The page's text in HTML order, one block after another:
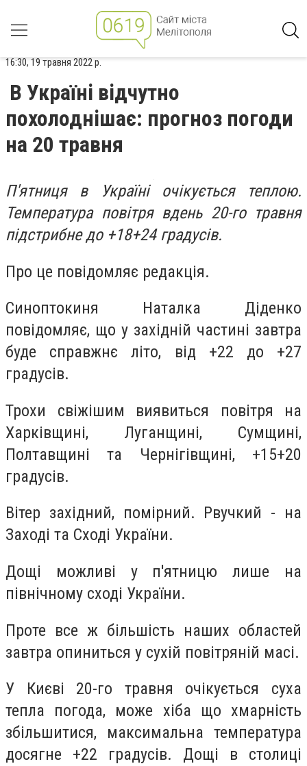
16:30, 19 травня 2022 р.
В Україні відчутно
похолоднішає: прогноз погоди
на 20 травня
П'ятниця в Україні очікується теплою.
Температура повітря вдень 20-го травня
підстрибне до +18+24 градусів.
Про це повідомляє редакція.
Синоптокиня Наталка Діденко
повідомляє, що у західній частині завтра
буде справжнє літо, від +22 до +27
градусів.
Трохи свіжішим виявиться повітря на
Харківщині, Луганщині, Сумщині,
Полтавщині та Чернігівщині, +15+20
градусів.
Вітер західний, помірний. Рвучкий - на
Заході та Сході України.
Дощі можливі у п'ятницю лише на
північному сході України.
Проте все ж більшість наших областей
завтра опиниться у сухій повітряній масі.
У Києві 20-го травня очікується суха
тепла погода, може хіба що хмарність
збільшитися, максимальна температура
досягне +22 градусів. Дощі в столиці